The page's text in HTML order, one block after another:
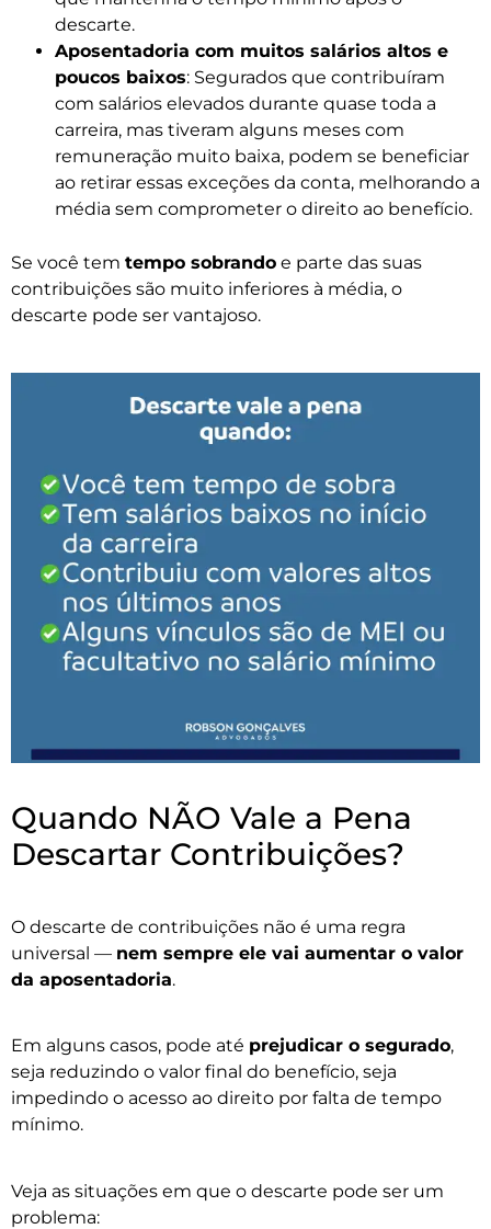
descarte.
Aposentadoria com muitos salários altos e
poucos baixos: Segurados que contribuíram
com salários elevados durante quase toda a
carreira, mas tiveram alguns meses com
remuneração muito baixa, podem se beneficiar
ao retirar essas exceções da conta, melhorando a
média sem comprometer o direito ao benefício.
Se você tem tempo sobrando e parte das suas
contribuições são muito inferiores à média, o
descarte pode ser vantajoso.
Quando NÃO Vale a Pena
Descartar Contribuições?
O descarte de contribuições não é uma regra
universal — nem sempre ele vai aumentar o valor
da aposentadoria.
Em alguns casos, pode até prejudicar o segurado,
seja reduzindo o valor final do benefício, seja
impedindo o acesso ao direito por falta de tempo
mínimo.
Veja as situações em que o descarte pode ser um
problema: